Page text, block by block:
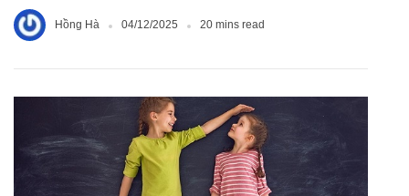
Hồng Hà 04/12/2025 20 mins read